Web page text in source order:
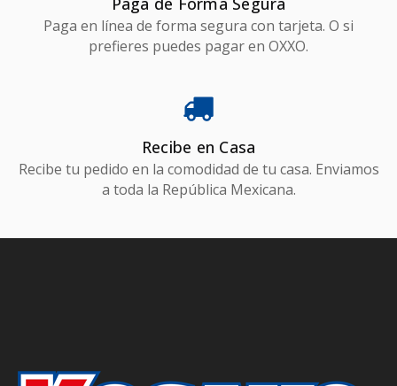
Paga en línea de forma segura con tarjeta. O si
prefieres puedes pagar en OXXO.
Recibe en Casa
Recibe tu pedido en la comodidad de tu casa. Enviamos
a toda la República Mexicana.